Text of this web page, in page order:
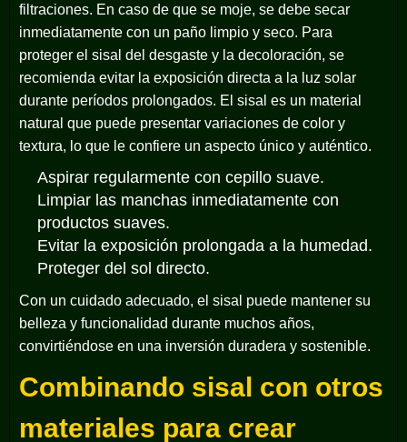
filtraciones. En caso de que se moje, se debe secar
inmediatamente con un paño limpio y seco. Para
proteger el sisal del desgaste y la decoloración, se
recomienda evitar la exposición directa a la luz solar
durante períodos prolongados. El sisal es un material
natural que puede presentar variaciones de color y
textura, lo que le confiere un aspecto único y auténtico.
Aspirar regularmente con cepillo suave.
Limpiar las manchas inmediatamente con
productos suaves.
Evitar la exposición prolongada a la humedad.
Proteger del sol directo.
Con un cuidado adecuado, el sisal puede mantener su
belleza y funcionalidad durante muchos años,
convirtiéndose en una inversión duradera y sostenible.
Combinando sisal con otros
materiales para crear